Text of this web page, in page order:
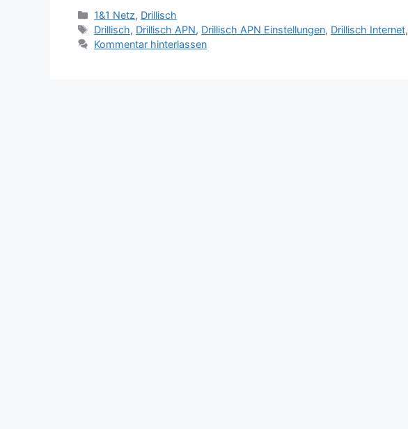
Kategorien
1&1 Netz, Drillisch
Schlagwörter
Drillisch, Drillisch APN, Drillisch APN Einstellungen, Drillisch Internet,
Kommentar hinterlassen